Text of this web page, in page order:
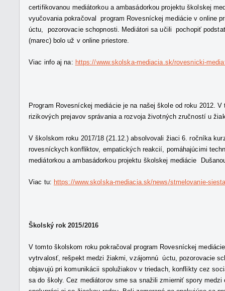
certifikovanou mediátorkou a ambasádorkou projektu školskej
vyučovania pokračoval program Rovesníckej mediácie v online
úctu, pozorovacie schopnosti. Mediátori sa učili pochopiť
(marec) bolo už v online priestore.
Viac info aj na: https://www.skolska-mediacia.sk/rovesnicki-
Program Rovesníckej mediácie je na našej škole od roku 2012.
rizikových prejavov správania a rozvoja životných zručností u
V školskom roku 2017/18 (21.12.) absolvovali žiaci 6. ročníka
rovesníckych konfliktov, empatických reakcií, pomáhajúcimi
mediátorkou a ambasádorkou projektu školskej mediácie
Viac tu: https://www.skolska-mediacia.sk/news/stmelovanie-
Školský rok 2015/2016
V tomto školskom roku pokračoval program Rovesníckej
vytrvalosť, rešpekt medzi žiakmi, vzájomnú úctu, pozorovacie
objavujú pri komunikácii spolužiakov v triedach, konflikty cez
sa do školy. Cez mediátorov sme sa snažili zmierniť spory